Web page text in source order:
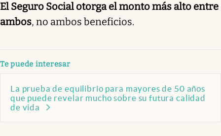
El Seguro Social otorga el monto más alto entre
ambos, no ambos beneficios.
Te puede interesar
La prueba de equilibrio para mayores de 50 años
que puede revelar mucho sobre su futura calidad
de vida